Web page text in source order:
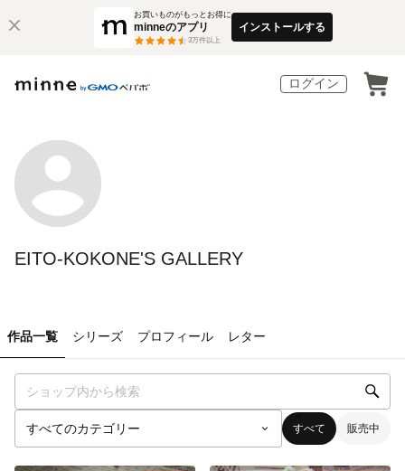
お買いものがもっとお得に
minneのアプリ
3万件以上
インストールする
ログイン
EITO-KOKONE'S GALLERY
作品一覧 シリーズ プロフィール レター
すべて 販売中